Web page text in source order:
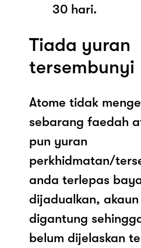
30 hari.
Tiada yuran
tersembunyi
Atome tidak
sebarang faedah
pun yuran
perkhidmatan/
anda terlepas
dijadualkan,
digantung
belum dijelaskan